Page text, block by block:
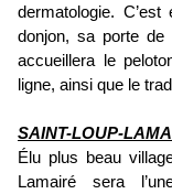
dermatologie.
donjon, sa porte de
accueillera le
ligne, ainsi que le
SAINT-LOUP-
Élu plus beau
Lamairé sera